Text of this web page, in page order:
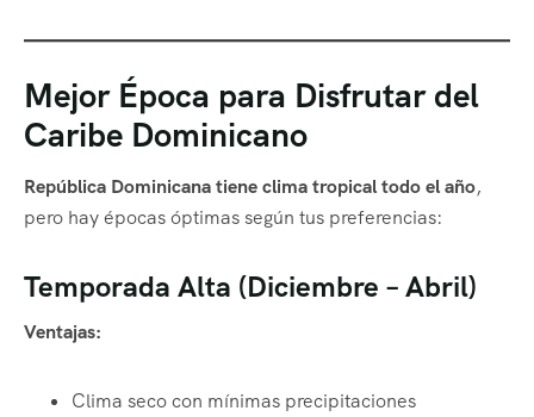
Mejor Época para Disfrutar del
Caribe Dominicano
República Dominicana tiene clima tropical todo el año,
pero hay épocas óptimas según tus preferencias:
Temporada Alta (Diciembre – Abril)
Ventajas:
Clima seco con mínimas precipitaciones